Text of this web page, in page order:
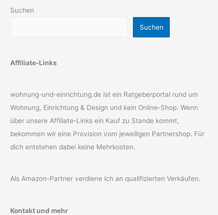
Suchen
Suchen
Affiliate-Links
wohnung-und-einrichtung.de ist ein Ratgeberportal rund um
Wohnung, Einrichtung & Design und kein Online-Shop. Wenn
über unsere Affiliate-Links ein Kauf zu Stande kommt,
bekommen wir eine Provision vom jeweiligen Partnershop. Für
dich entstehen dabei keine Mehrkosten.
Als Amazon-Partner verdiene ich an qualifizierten Verkäufen.
Kontakt und mehr